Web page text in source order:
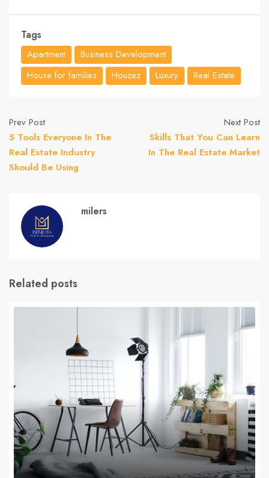
Tags
Apartment
Business Development
House for families
Houzez Luxury Real Estate
Prev Post
5 Tools Everyone In The
Real Estate Industry
Should Be Using
Next Post
Skills That You Can Learn
In The Real Estate Market
milers
Related posts